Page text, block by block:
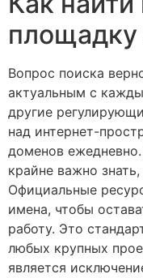
площадку
Вопрос поиска
актуальным с
другие
над интернет-
доменов
крайне важно
Официальные
имена, чтобы
работу. Это
любых крупных
является